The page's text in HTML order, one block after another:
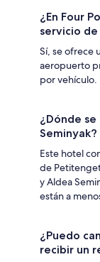
¿En Four
servicio
Sí, se ofrece
aeropuerto
por vehículo.
¿Dónde
Seminyak?
Este hotel
de
y Aldea
están a
¿Puedo
recibir un